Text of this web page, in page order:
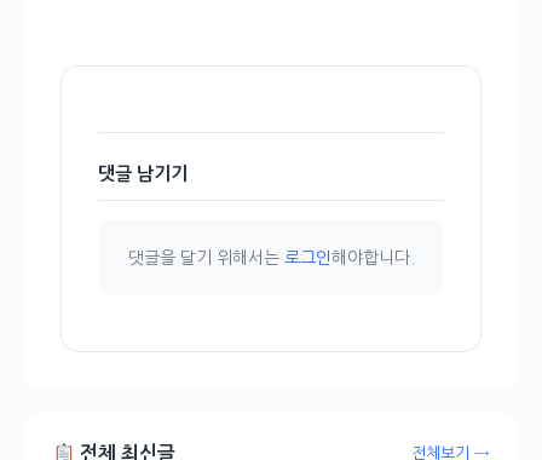
댓글 남기기
댓글을 달기 위해서는 로그인해야합니다.
전체 최신글 전체보기 →